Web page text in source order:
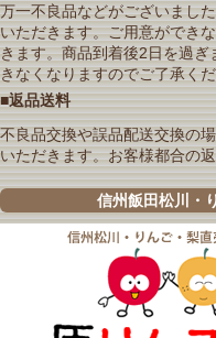
万一不良品などがございまし
いただきます。ご用意ができ
きます。商品到着後2日を過
きなくなりますのでご了承く
■返品送料
不良品交換や誤品配送交換の
いただきます。お客様都合の
信州飯田松川・